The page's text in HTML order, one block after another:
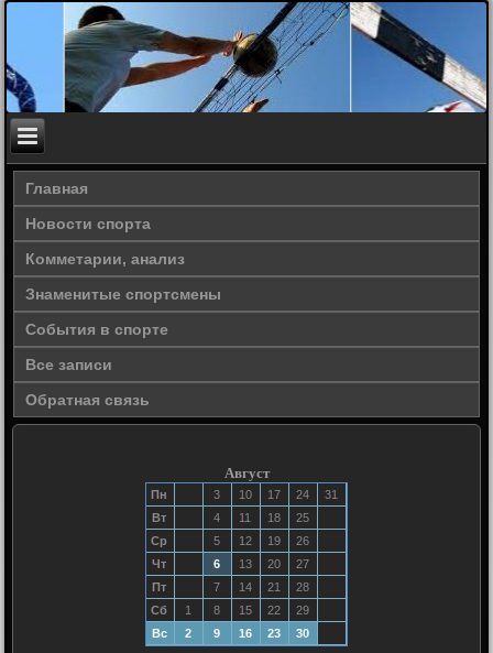
Главная
Новости спорта
Комметарии, анализ
Знаменитые спортсмены
События в спорте
Все записи
Обратная связь
Август
Пн 3 10 17 24
31
Вт
4 11 18
25
Ср
5 12 19
26
Чт
6 13 20
27
Пт
7 14 21
28
Сб
1 8 15 22
29
Вс
2 9 16 23 30